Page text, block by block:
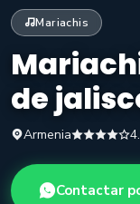
Mariachis
de
Armenia
Contactar